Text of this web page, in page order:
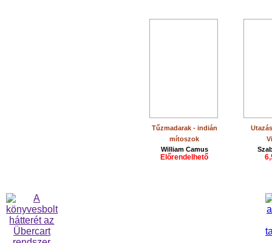
Tűzmadarak - indián
mítoszok
William Camus
Előrendelhető